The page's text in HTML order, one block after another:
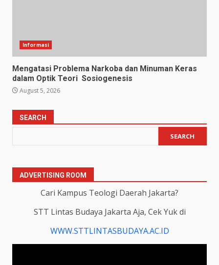
Informasi
Mengatasi Problema Narkoba dan Minuman Keras
dalam Optik Teori Sosiogenesis
August 5, 2026
SEARCH
SEARCH
ADVERTISING ROOM
Cari Kampus Teologi Daerah Jakarta?
STT Lintas Budaya Jakarta Aja, Cek Yuk di
WWW.STTLINTASBUDAYA.AC.ID